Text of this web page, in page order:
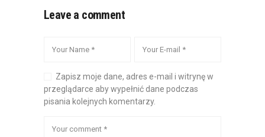
Leave a comment
Zapisz moje dane, adres e-mail i witrynę w
przeglądarce aby wypełnić dane podczas
pisania kolejnych komentarzy.